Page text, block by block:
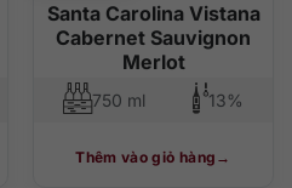
Santa Carolina Vistana
Cabernet Sauvignon
Merlot
750 ml 13%
Thêm vào giỏ hàng